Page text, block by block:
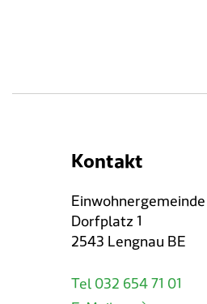
Kontakt
Dorfplatz 1
2543 Lengnau BE
Tel 032 654 71 01